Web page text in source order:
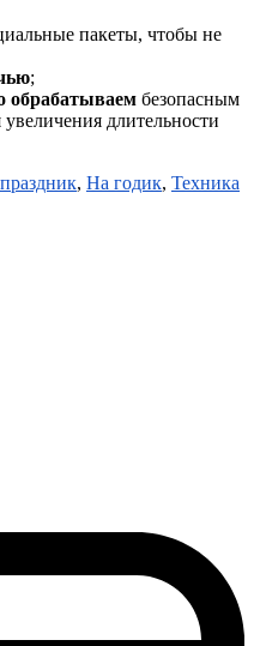
пакеты, чтобы не
;
обрабатываем безопасным
увеличения длительности
, На годик, Техника